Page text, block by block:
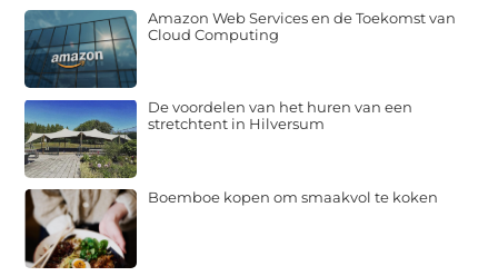
Amazon Web Services en de Toekomst van
Cloud Computing
De voordelen van het huren van een
stretchtent in Hilversum
Boemboe kopen om smaakvol te koken